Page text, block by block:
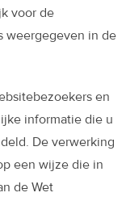
voor de
weergegeven in de
en
informatie die u
De verwerking
een wijze die in
de Wet